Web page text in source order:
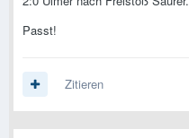
Passt!
Zitieren